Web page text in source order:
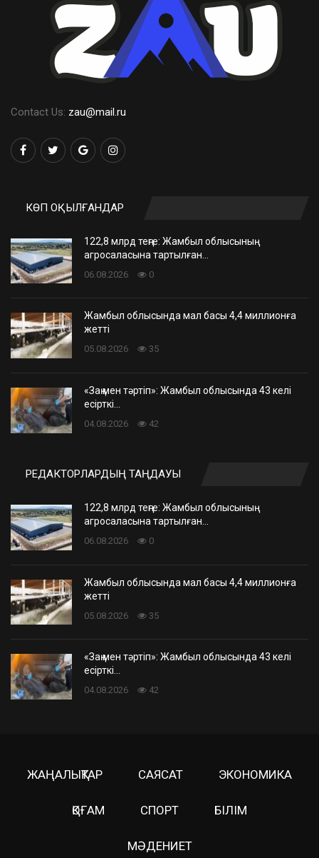
Contact Us: zau@mail.ru
КӨП ОҚЫЛҒАНДАР
122,8 млрд теңге: Жамбыл облысының
агросаласына тартылған…
06.08.2026 0
Жамбыл облысында мал басы 4,4 миллионға
жетті
05.08.2026 35
«Заң мен тәртіп»: Жамбыл облысында 43 келі
есірткі…
04.08.2026 42
РЕДАКТОРЛАРДЫҢ ТАҢДАУЫ
122,8 млрд теңге: Жамбыл облысының
агросаласына тартылған…
06.08.2026 0
Жамбыл облысында мал басы 4,4 миллионға
жетті
05.08.2026 35
«Заң мен тәртіп»: Жамбыл облысында 43 келі
есірткі…
04.08.2026 42
ЖАҢАЛЫҚТАР САЯСАТ ЭКОНОМИКА
ҚОҒАМ СПОРТ БІЛІМ
МӘДЕНИЕТ